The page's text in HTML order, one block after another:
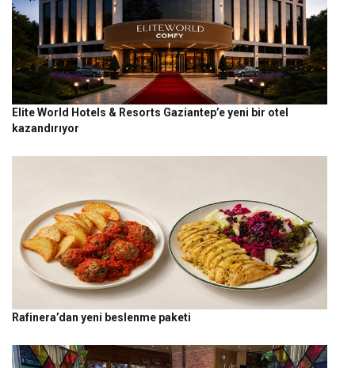
Elite World Hotels & Resorts Gaziantep’e yeni bir otel
kazandırıyor
Rafinera’dan yeni beslenme paketi